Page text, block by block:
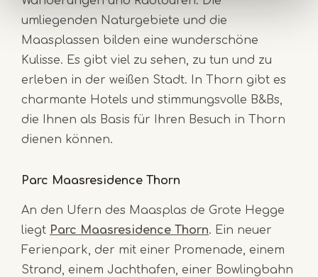
umliegenden Naturgebiete und die
Maasplassen bilden eine wunderschöne
Kulisse. Es gibt viel zu sehen, zu tun und zu
erleben in der weißen Stadt. In Thorn gibt es
charmante Hotels und stimmungsvolle B&Bs,
die Ihnen als Basis für Ihren Besuch in Thorn
dienen können.
Parc Maasresidence Thorn
An den Ufern des Maasplas de Grote Hegge
liegt Parc Maasresidence Thorn. Ein neuer
Ferienpark, der mit einer Promenade, einem
Strand, einem Jachthafen, einer Bowlingbahn